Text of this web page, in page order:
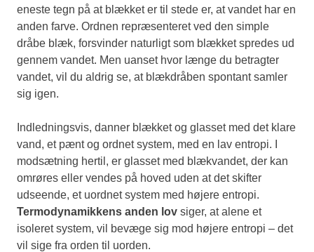
eneste tegn på at blækket er til stede er, at vandet har en
anden farve. Ordnen repræsenteret ved den simple
dråbe blæk, forsvinder naturligt som blækket spredes ud
gennem vandet. Men uanset hvor længe du betragter
vandet, vil du aldrig se, at blækdråben spontant samler
sig igen.
Indledningsvis, danner blækket og glasset med det klare
vand, et pænt og ordnet system, med en lav entropi. I
modsætning hertil, er glasset med blækvandet, der kan
omrøres eller vendes på hoved uden at det skifter
udseende, et uordnet system med højere entropi.
Termodynamikkens anden lov siger, at alene et
isoleret system, vil bevæge sig mod højere entropi – det
vil sige fra orden til uorden.